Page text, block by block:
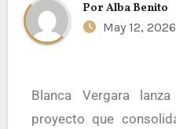
Por Alba Benito
May 12, 2026
Blanca Vergara lanza su primer álbum, un
proyecto que